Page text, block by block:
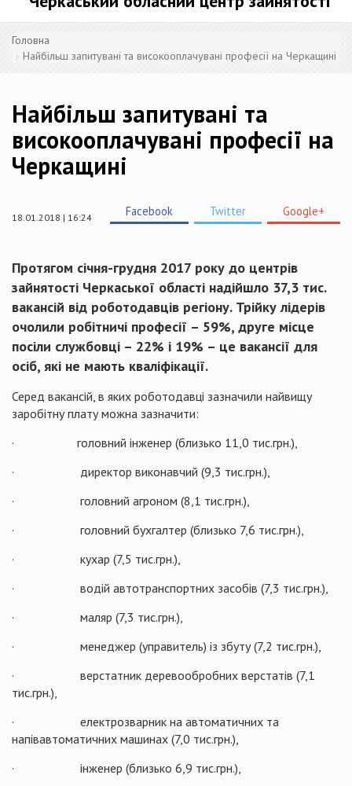
Головна
Найбільш запитувані та високооплачувані професії на Черкащині
Найбільш запитувані та
високооплачувані професії на
Черкащині
18.01.2018 | 16:24 Facebook Twitter Google+
Протягом січня-грудня 2017 року до центрів
зайнятості Черкаської області надійшло 37,3 тис.
вакансій від роботодавців регіону. Трійку лідерів
очолили робітничі професії – 59%, друге місце
посіли службовці – 22% і 19% – це вакансії для
осіб, які не мають кваліфікації.
Серед вакансій, в яких роботодавці зазначили найвищу
заробітну плату можна зазначити:
· головний інженер (близько 11,0 тис.грн.),
· директор виконавчий (9,3 тис.грн.),
· головний агроном (8,1 тис.грн.),
· головний бухгалтер (близько 7,6 тис.грн.),
· кухар (7,5 тис.грн.),
· водій автотранспортних засобів (7,3 тис.грн.),
· маляр (7,3 тис.грн.),
· менеджер (управитель) із збуту (7,2 тис.грн.),
· верстатник деревообробних верстатів (7,1
тис.грн.),
· електрозварник на автоматичних та
напівавтоматичних машинах (7,0 тис.грн.),
· інженер (близько 6,9 тис.грн.),